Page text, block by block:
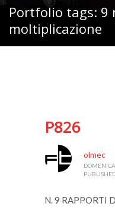
Portfolio tags: 9
moltiplicazione
P826
olmec
N. 9 RAPPORTI